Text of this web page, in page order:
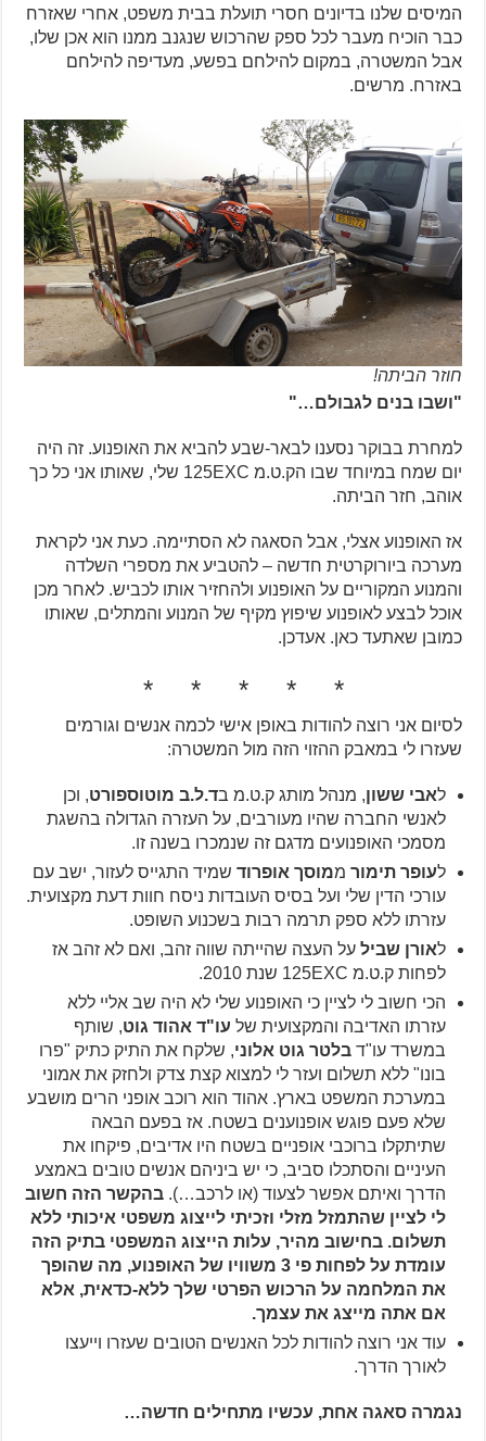
המיסים שלנו בדיונים חסרי תועלת בבית משפט, אחרי שאזרח
כבר הוכיח מעבר לכל ספק שהרכוש שנגנב ממנו הוא אכן שלו,
אבל המשטרה, במקום להילחם בפשע, מעדיפה להילחם
באזרח. מרשים.
חוזר הביתה!
"ושבו בנים לגבולם…"
למחרת בבוקר נסענו לבאר-שבע להביא את האופנוע. זה היה
יום שמח במיוחד שבו הק.ט.מ 125EXC שלי, שאותו אני כל כך
אוהב, חזר הביתה.
אז האופנוע אצלי, אבל הסאגה לא הסתיימה. כעת אני לקראת
מערכה ביורוקרטית חדשה – להטביע את מספרי השלדה
והמנוע המקוריים על האופנוע ולהחזיר אותו לכביש. לאחר מכן
אוכל לבצע לאופנוע שיפוץ מקיף של המנוע והמתלים, שאותו
כמובן שאתעד כאן. אעדכן.
* * * * *
לסיום אני רוצה להודות באופן אישי לכמה אנשים וגורמים
שעזרו לי במאבק ההזוי הזה מול המשטרה:
לאבי ששון, מנהל מותג ק.ט.מ בד.ל.ב מוטוספורט, וכן
לאנשי החברה שהיו מעורבים, על העזרה הגדולה בהשגת
מסמכי האופנועים מדגם זה שנמכרו בשנה זו.
לעופר תימור ממוסך אופרוד שמיד התגייס לעזור, ישב עם
עורכי הדין שלי ועל בסיס העובדות ניסח חוות דעת מקצועית.
עזרתו ללא ספק תרמה רבות בשכנוע השופט.
לאורן שבילעל העצה שהייתה שווה זהב, ואם לא זהב אז
לפחות ק.ט.מ 125EXC שנת 2010.
הכי חשוב לי לציין כי האופנוע שלי לא היה שב אליי ללא
עזרתו האדיבה והמקצועית של עו"ד אהוד גוט, שותף
במשרד עו"דבלטר גוט אלוני, שלקח את התיק כתיק "פרו
בונו" ללא תשלום ועזר לי למצוא קצת צדק ולחזק את אמוני
במערכת המשפט בארץ. אהוד הוא רוכב אופני הרים מושבע
שלא פעם פוגש אופנוענים בשטח. אז בפעם הבאה
שתיתקלו ברוכבי אופניים בשטח היו אדיבים, פיקחו את
העיניים והסתכלו סביב, כי יש ביניהם אנשים טובים באמצע
הדרך ואיתם אפשר לצעוד (או לרכב…).בהקשר הזה חשוב
לי לציין שהתמזל מזלי וזכיתי לייצוג משפטי איכותי ללא
תשלום. בחישוב מהיר, עלות הייצוג המשפטי בתיק הזה
עומדת על לפחות פי 3 משוויו של האופנוע, מה שהופך
את המלחמה על הרכוש הפרטי שלך ללא-כדאית, אלא
אם אתה מייצג את עצמך.
עוד אני רוצה להודות לכל האנשים הטובים שעזרו וייעצו
לאורך הדרך.
נגמרה סאגה אחת, עכשיו מתחילים חדשה…